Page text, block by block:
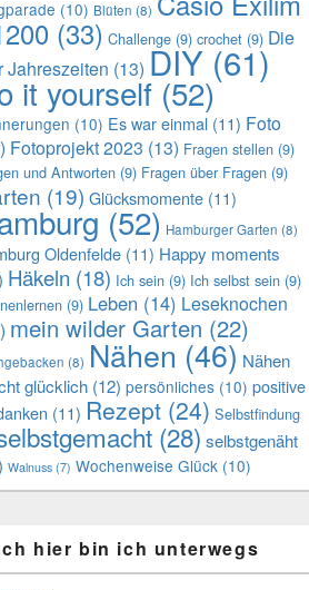
(10) Blüten (8)
(33) Challenge (9) crochet (9) Die
Jahreszeiten (13) DIY(61)
it yourself (52)
(10) Es war einmal (11) Foto
Fotoprojekt 2023 (13) Fragen stellen (9)
und Antworten (9) Fragen über Fragen (9)
(19) Glücksmomente (11)
(52) Hamburger Garten (8)
Oldenfelde (11) Happy moments
Häkeln (18) Ich sein (9) Ich selbst sein (9)
(9) Leben (14) Leseknochen
mein wilder Garten (22)
(8) Nähen (46) Nähen
glücklich (12) persönliches (10) positive
(11) Rezept (24) Selbstfindung
(28) selbstgenäht
Walnuss (7) Wochenweise Glück (10)
hier bin ich unterwegs